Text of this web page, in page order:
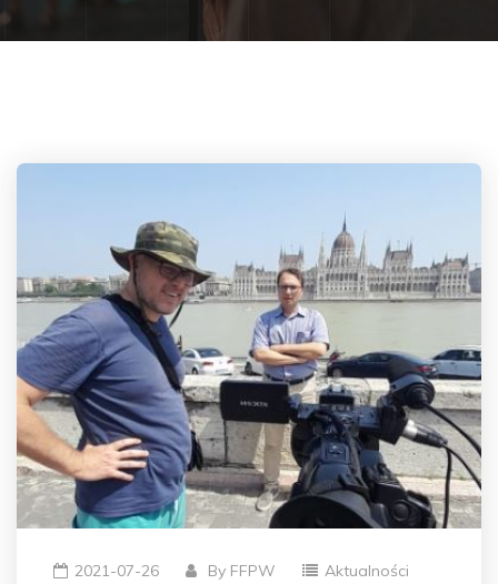
2021-07-26 By FFPW
Aktualności